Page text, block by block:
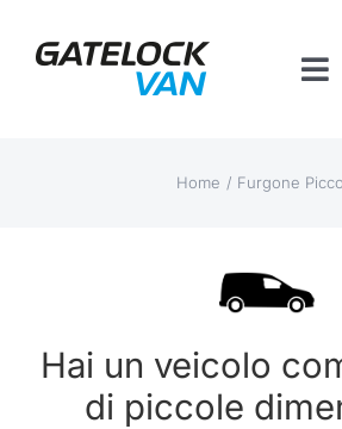
Piattaforma BT
Home Furgone
Hai un veicolo
di piccole